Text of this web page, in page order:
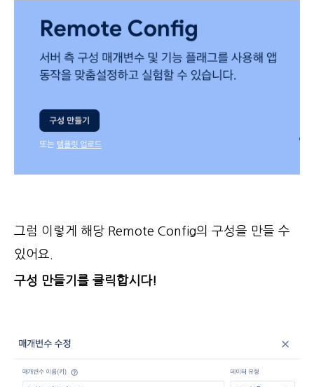
그럼 이렇게 해당 Remote Config의 구성을 만들 수
있어요.
구성 만들기를 클릭합시다!